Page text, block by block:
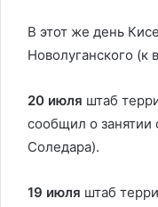
В этот же день
Новолуганского (к
20 июля штаб
сообщил о занятии
Соледара).
19 июля штаб